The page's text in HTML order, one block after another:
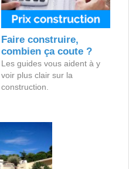
Faire construire,
combien ça coute ?
Les guides vous aident à y
voir plus clair sur la
construction.